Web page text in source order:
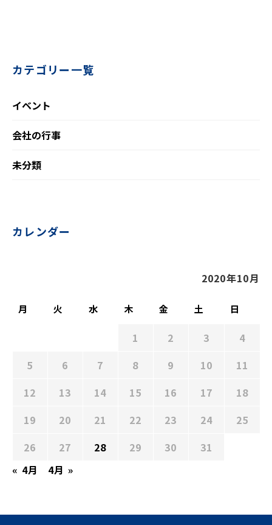
カテゴリー一覧
イベント
会社の行事
未分類
カレンダー
2020年10月
月 火 水 木 金 土 日
1 2 3
4
5
6 7 8 9 10
11
12
13 14 15 16 17
18
19
20 21 22 23 24
25
26
27 28 29 30
31
« 4月
4月 »